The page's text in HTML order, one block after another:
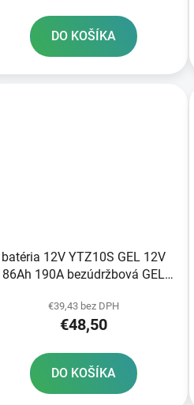
DO KOŠÍKA
batéria 12V YTZ10S GEL 12V
86Ah 190A bezúdržbová GEL
aktivovaná vo výrobe
€39,43 bez DPH
€48,50
DO KOŠÍKA